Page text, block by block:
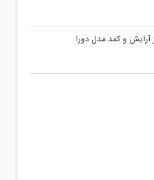
و کمد مدل دورا